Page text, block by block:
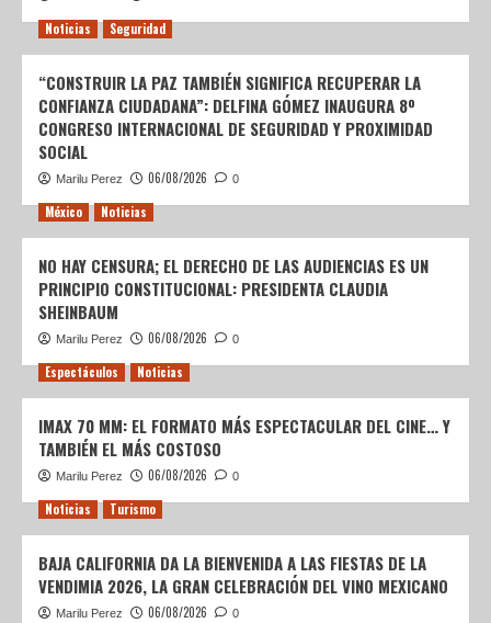
Noticias Seguridad
“CONSTRUIR LA PAZ TAMBIÉN SIGNIFICA RECUPERAR LA
CONFIANZA CIUDADANA”: DELFINA GÓMEZ INAUGURA 8º
CONGRESO INTERNACIONAL DE SEGURIDAD Y PROXIMIDAD
SOCIAL
Marilu Perez 06/08/2026 0
México Noticias
NO HAY CENSURA; EL DERECHO DE LAS AUDIENCIAS ES UN
PRINCIPIO CONSTITUCIONAL: PRESIDENTA CLAUDIA
SHEINBAUM
Marilu Perez 06/08/2026 0
Espectáculos Noticias
IMAX 70 MM: EL FORMATO MÁS ESPECTACULAR DEL CINE… Y
TAMBIÉN EL MÁS COSTOSO
Marilu Perez 06/08/2026 0
Noticias Turismo
BAJA CALIFORNIA DA LA BIENVENIDA A LAS FIESTAS DE LA
VENDIMIA 2026, LA GRAN CELEBRACIÓN DEL VINO MEXICANO
Marilu Perez 06/08/2026 0